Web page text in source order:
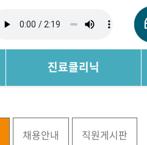
진료클리닉
채용안내 직원게시판